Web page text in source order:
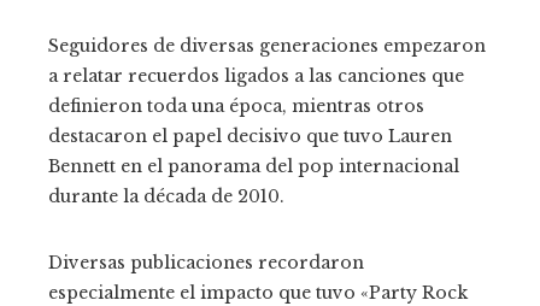
Seguidores de diversas generaciones empezaron
a relatar recuerdos ligados a las canciones que
definieron toda una época, mientras otros
destacaron el papel decisivo que tuvo Lauren
Bennett en el panorama del pop internacional
durante la década de 2010.
Diversas publicaciones recordaron
especialmente el impacto que tuvo «Party Rock